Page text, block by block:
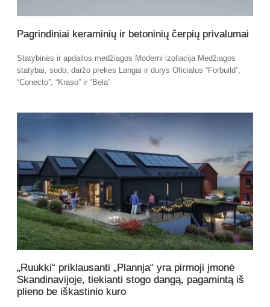
Pagrindiniai keraminių ir betoninių čerpių privalumai
Statybinės ir apdailos medžiagos Moderni izoliacija Medžiagos
statybai, sodo, daržo prekės Langai ir durys Oficialus “Forbuild”,
“Conecto”, “Kraso” ir “Bela”
„Ruukki“ priklausanti „Plannja“ yra pirmoji įmonė
Skandinavijoje, tiekianti stogo dangą, pagamintą iš
plieno be iškastinio kuro